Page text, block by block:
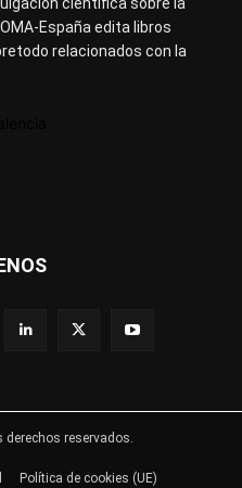
científica sobre la
España edita libros
relacionados con la
reservados.
Política de cookies (UE)